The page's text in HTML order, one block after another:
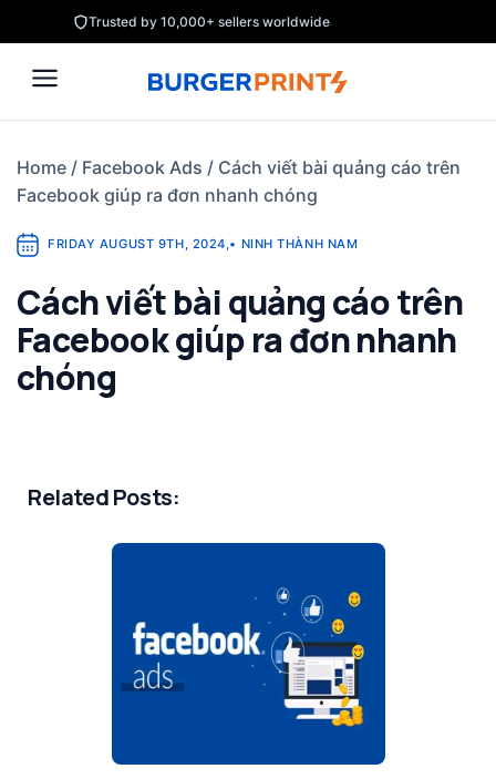
to
content
Trusted by 10,000+ sellers worldwide
Home / Facebook Ads / Cách viết bài quảng cáo trên
Facebook giúp ra đơn nhanh chóng
FRIDAY AUGUST 9TH, 2024,• NINH THÀNH NAM
Cách viết bài quảng cáo trên
Facebook giúp ra đơn nhanh
chóng
Related Posts: